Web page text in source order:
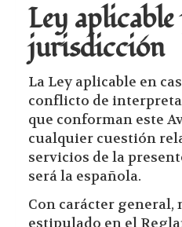
Ley
jurisdicción
La Ley aplicable en
conflicto de
que conforman este
cualquier cuestión
servicios de la
será la española.
Con carácter general,
estipulado en el